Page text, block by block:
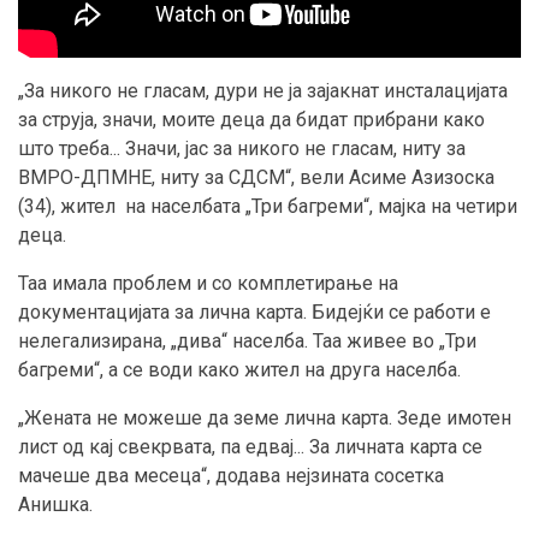
„За никого не гласам, дури не ја зајакнат инсталацијата
за струја, значи, моите деца да бидат прибрани како
што треба... Значи, јас за никого не гласам, ниту за
ВМРО-ДПМНЕ, ниту за СДСМ“, вели Асиме Азизоска
(34), жител на населбата „Три багреми“, мајка на четири
деца.
Таа имала проблем и со комплетирање на
документацијата за лична карта. Бидејќи се работи е
нелегализирана, „дива“ населба. Таа живее во „Три
багреми“, а се води како жител на друга населба.
„Жената не можеше да земе лична карта. Зеде имотен
лист од кај свекрвата, па едвај... За личната карта се
мачеше два месеца“, додава нејзината сосетка
Анишка.